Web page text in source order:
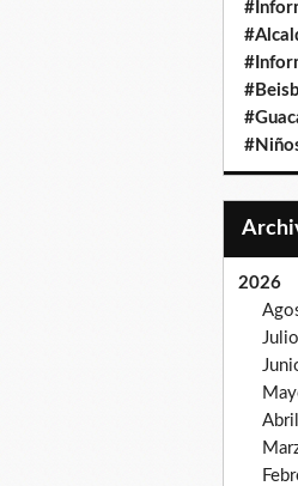
2026
Julio
Abril